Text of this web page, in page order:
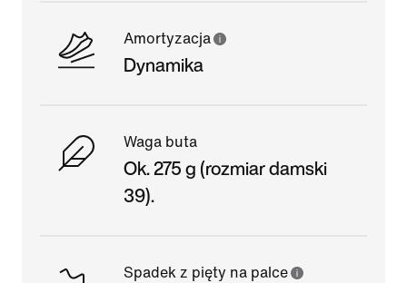
Amortyzacja
Dynamika
Waga buta
Ok. 275 g (rozmiar damski
39).
Spadek z pięty na palce